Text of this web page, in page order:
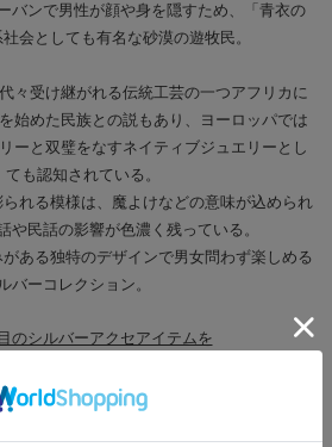
バンで男性が顔や身を隠すため、「青衣の
会としても有名な砂漠の遊牧民。
々受け継がれる伝統工芸の一つアフリカに
始めた民族との説もあり、ヨーロッパでは
ーと双璧をなすネイティブジュエリーとし
ても認知されている。
れる模様は、魔よけなどの意味が込められ
や民話の影響が色濃く残っている。
ある独特のデザインで男女問わず楽しめる
バーコレクション。
のシルバーアクセアイテムを
遊びにいらしてください！